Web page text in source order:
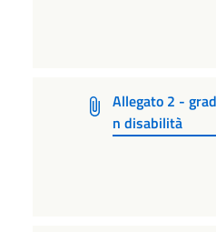
Allegato 2 -
n disabilità